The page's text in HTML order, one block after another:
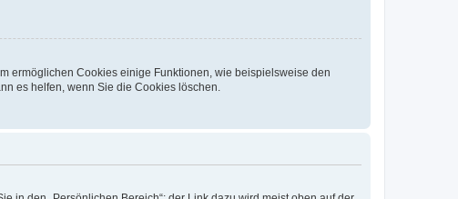
ermöglichen Cookies einige Funktionen, wie beispielsweise den
es helfen, wenn Sie die Cookies löschen.